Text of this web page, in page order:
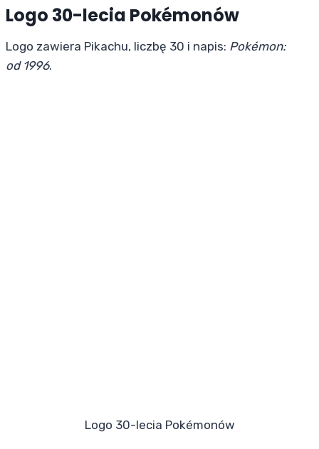
Logo 30-lecia Pokémonów
Logo zawiera Pikachu, liczbę 30 i napis: Pokémon:
od 1996.
Logo 30-lecia Pokémonów